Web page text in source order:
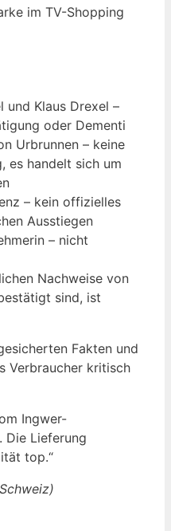
im TV-Shopping
und Klaus Drexel –
oder Dementi
Urbrunnen – keine
es handelt sich um
– kein offizielles
Ausstiegen
– nicht
Nachweise von
sind, ist
Fakten und
Verbraucher kritisch
Ingwer-
Die Lieferung
top.“